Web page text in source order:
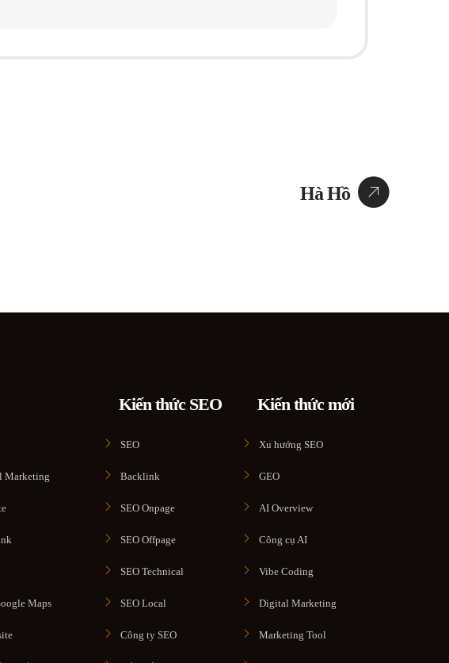
Hà Hồ
Marketing
Maps
Kiến thức SEO
SEO
Backlink
SEO Onpage
SEO Offpage
SEO Technical
SEO Local
Công ty SEO
Kiến thức mới
Xu hướng SEO
GEO
AI Overview
Công cụ AI
Vibe Coding
Digital Marketing
Marketing Tool